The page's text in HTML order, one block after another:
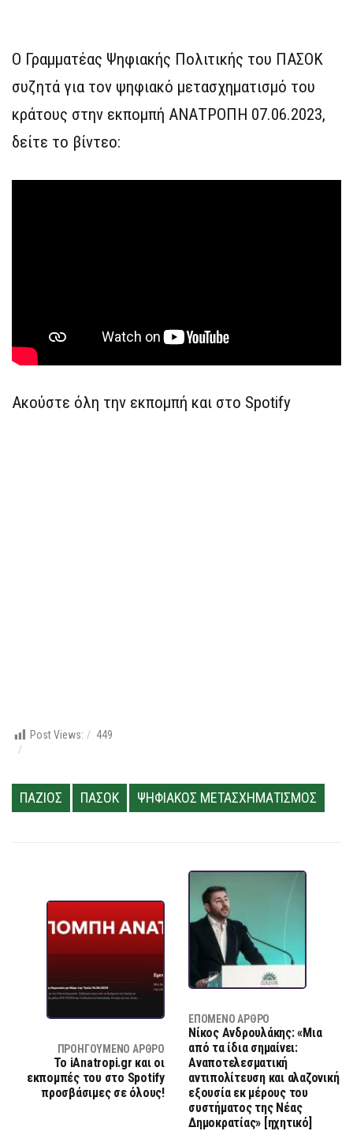
Ο Γραμματέας Ψηφιακής Πολιτικής του ΠΑΣΟΚ
συζητά για τον ψηφιακό μετασχηματισμό του
κράτους στην εκπομπή ΑΝΑΤΡΟΠΗ 07.06.2023,
δείτε το βίντεο:
Ακούστε όλη την εκπομπή και στο Spotify
Post Views: 449
ΠΑΖΙΟΣ ΠΑΣΟΚ ΨΗΦΙΑΚΟΣ ΜΕΤΑΣΧΗΜΑΤΙΣΜΟΣ
ΠΡΟΗΓΟΎΜΕΝΟ ΆΡΘΡΟ
Το iAnatropi.gr και οι
εκπομπές του στο Spotify
προσβάσιμες σε όλους!
ΕΠΌΜΕΝΟ ΆΡΘΡΟ
Νίκος Ανδρουλάκης: «Μια
από τα ίδια σημαίνει:
Αναποτελεσματική
αντιπολίτευση και αλαζονική
εξουσία εκ μέρους του
συστήματος της Νέας
Δημοκρατίας» [ηχητικό]